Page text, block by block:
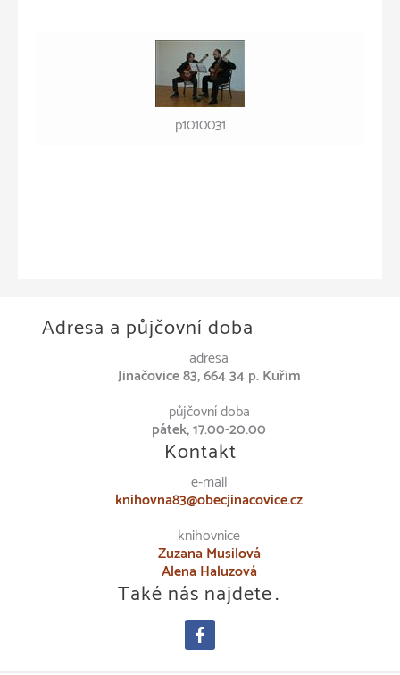
p1010031
Adresa a půjčovní doba
adresa
Jinačovice 83, 664 34 p. Kuřim
půjčovní doba
pátek, 17.00-20.00
Kontakt
e-mail
knihovna83@obecjinacovice.cz
knihovnice
Zuzana Musilová
Alena Haluzová
Také nás najdete…
facebook